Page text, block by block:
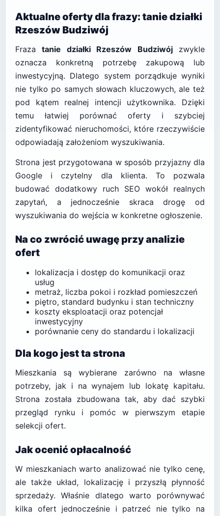
Aktualne oferty dla frazy: tanie działki
Rzeszów Budziwój
Frazatanie działki Rzeszów Budziwójzwykle
oznacza konkretną potrzebę zakupową lub
inwestycyjną. Dlatego system porządkuje wyniki
nie tylko po samych słowach kluczowych, ale też
pod kątem realnej intencji użytkownika. Dzięki
temu łatwiej porównać oferty i szybciej
zidentyfikować nieruchomości, które rzeczywiście
odpowiadają założeniom wyszukiwania.
Strona jest przygotowana w sposób przyjazny dla
Google i czytelny dla klienta. To pozwala
budować dodatkowy ruch SEO wokół realnych
zapytań, a jednocześnie skraca drogę od
wyszukiwania do wejścia w konkretne ogłoszenie.
Na co zwrócić uwagę przy analizie
ofert
lokalizacja i dostęp do komunikacji oraz
usług
metraż, liczba pokoi i rozkład pomieszczeń
piętro, standard budynku i stan techniczny
koszty eksploatacji oraz potencjał
inwestycyjny
porównanie ceny do standardu i lokalizacji
Dla kogo jest ta strona
Mieszkania są wybierane zarówno na własne
potrzeby, jak i na wynajem lub lokatę kapitału.
Strona została zbudowana tak, aby dać szybki
przegląd rynku i pomóc w pierwszym etapie
selekcji ofert.
Jak ocenić opłacalność
W mieszkaniach warto analizować nie tylko cenę,
ale także układ, lokalizację i przyszłą płynność
sprzedaży. Właśnie dlatego warto porównywać
kilka ofert jednocześnie i patrzeć nie tylko na